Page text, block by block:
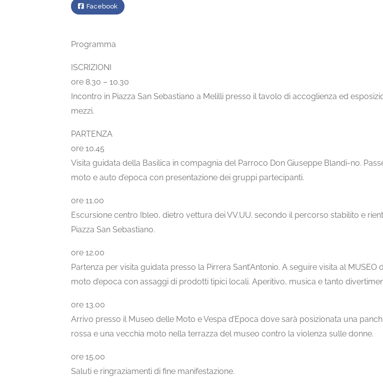
Facebook
Programma
ISCRIZIONI
ore 8.30 – 10.30
Incontro in Piazza San Sebastiano a Melilli presso il tavolo di accoglienza ed
mezzi.
PARTENZA
ore 10.45
Visita guidata della Basilica in compagnia del Parroco Don Giuseppe Blandi-no.
moto e auto d’epoca con presentazione dei gruppi partecipanti.
ore 11.00
Escursione centro Ibleo, dietro vettura dei VV.UU. secondo il percorso stabilito e
Piazza San Sebastiano.
ore 12.00
Partenza per visita guidata presso la Pirrera Sant’Antonio. A seguire visita al MUSEO
moto d’epoca con assaggi di prodotti tipici locali. Aperitivo, musica e tanto
ore 13.00
Arrivo presso il Museo delle Moto e Vespa d’Epoca dove sarà posizionata una
rossa e una vecchia moto nella terrazza del museo contro la violenza sulle donne.
ore 15.00
Saluti e ringraziamenti di fine manifestazione.